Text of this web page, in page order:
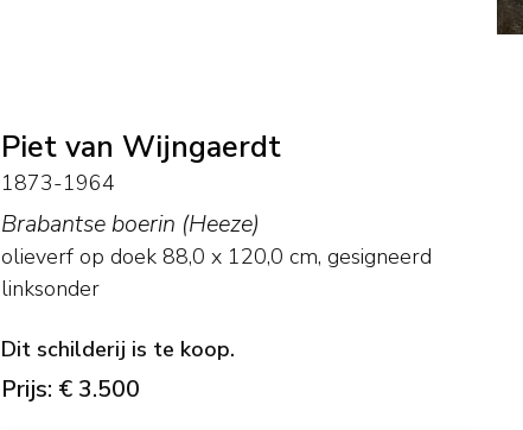
Piet van Wijngaerdt
1873-1964
Brabantse boerin (Heeze)
olieverf op doek 88,0 x 120,0 cm, gesigneerd
linksonder
Dit schilderij is te koop.
Prijs: € 3.500